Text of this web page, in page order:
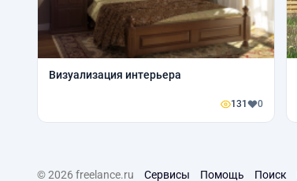
Визуализация интерьера
131 0
© 2026 freelance.ru Сервисы Помощь Поиск